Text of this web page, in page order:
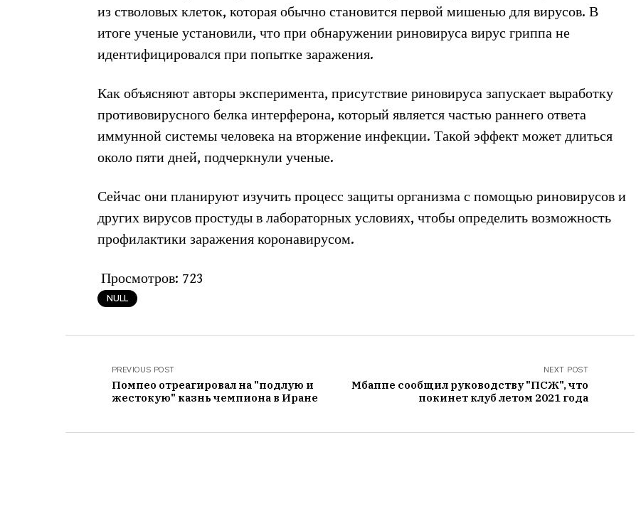
из стволовых клеток, которая обычно становится первой мишенью для вирусов. В
итоге ученые установили, что при обнаружении риновируса вирус гриппа не
идентифицировался при попытке заражения.
Как объясняют авторы эксперимента, присутствие риновируса запускает выработку
противовирусного белка интерферона, который является частью раннего ответа
иммунной системы человека на вторжение инфекции. Такой эффект может длиться
около пяти дней, подчеркнули ученые.
Сейчас они планируют изучить процесс защиты организма с помощью риновирусов и
других вирусов простуды в лабораторных условиях, чтобы определить возможность
профилактики заражения коронавирусом.
Просмотров: 723
NULL
PREVIOUS POST
Помпео отреагировал на "подлую и
жестокую" казнь чемпиона в Иране
NEXT POST
Мбаппе сообщил руководству "ПСЖ", что
покинет клуб летом 2021 года